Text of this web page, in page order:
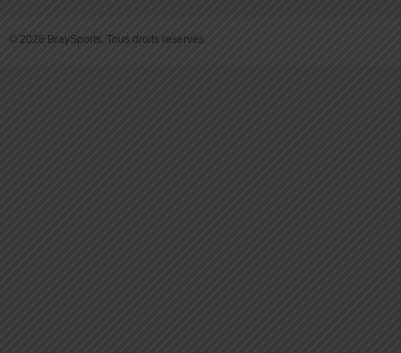
© 2026 BraySports. Tous droits reservés.